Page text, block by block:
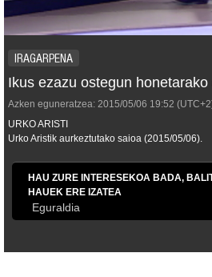
IRAGARPENA
Ikus ezazu ostegun
Azken eguneratzea: 2015/05/06 19:52
URKO ARISTI
Urko Aristik aurkeztutako saioa (2015/05/06).
HAU ZURE INTERESEKOA BADA,
HAUEK ERE IZATEA
Eguraldia